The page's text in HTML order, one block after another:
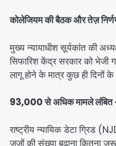
कोलेजियम की बैठक और तेज़
मुख्य न्यायाधीश सूर्यकांत की
सिफारिश केंद्र सरकार को
लागू होने के मात्र कुछ ही दिनों के
93,000 से अधिक मामले लंबित
राष्ट्रीय न्यायिक डेटा ग्रिड
जजों की संख्या बढ़ाना कितना